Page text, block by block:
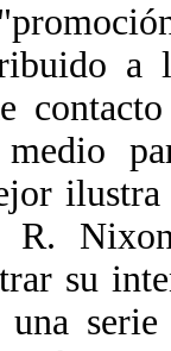
a
su
una